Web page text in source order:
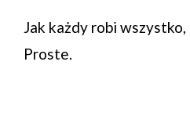
Jak każdy robi
Proste.